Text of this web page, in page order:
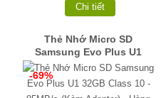
Chi tiết
Thẻ Nhớ Micro SD
Samsung Evo Plus U1
32GB Class 10 - 95MB/s
(Kèm Adapter) - Hàng
Chính Hãng
-69%